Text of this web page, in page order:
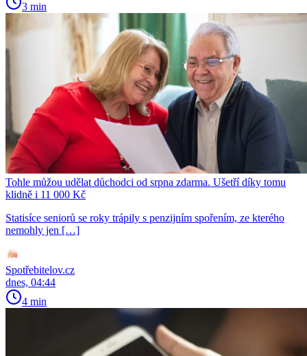
3 min
Tohle můžou udělat důchodci od srpna zdarma. Ušetří díky tomu
klidně i 11 000 Kč
Statisíce seniorů se roky trápily s penzijním spořením, ze kterého
nemohly jen […]
Spotřebitelov.cz
dnes, 04:44
4 min